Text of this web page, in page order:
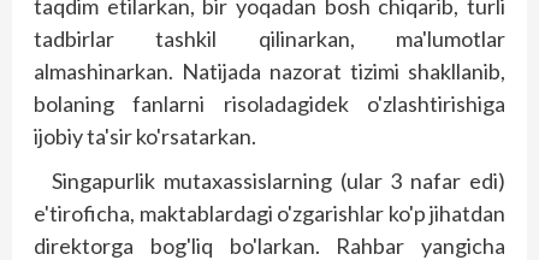
taqdim etilarkan, bir yoqadan bosh chiqarib, turli
tadbirlar tashkil qilinarkan, ma'lumotlar
almashinarkan. Natijada nazorat tizimi shakllanib,
bolaning fanlarni risoladagidek o'zlashtirishiga
ijobiy ta'sir ko'rsatarkan.
Singapurlik mutaxassislarning (ular 3 nafar edi)
e'tiroficha, maktablardagi o'zgarishlar ko'p jihatdan
direktorga bog'liq bo'larkan. Rahbar yangicha